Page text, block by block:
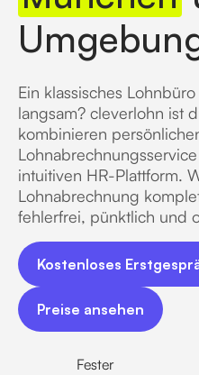
Ein klassisches
langsam? cleverlohn ist
kombinieren
intuitiven HR-Plattform.
Lohnabrechnung
fehlerfrei, pünktlich und
Kostenloses
Kostenloses Erstgespräch
Preise ansehen
Preise ansehen
Fester